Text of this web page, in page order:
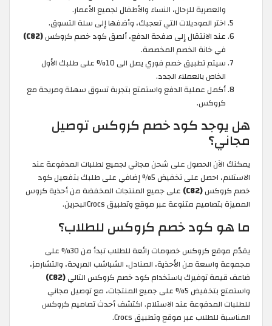
والعصرية للرحال، النساء والأطفال لجميع الأعمار.
اختر الموديلات التي تعجبك، وأضفها إلى سلة التسوق.
عند الانتقال إلى صفحة الدفع، ألصق كود خصم كروكس(C82)
في خانة الخصم المخصصة.
سيتم تطبيق خصم فوري يصل الى 10% على طلبك الأول
الخاص بالعملاء الجدد.
أكمل عملية الدفع واستمتع بتجربة تسوق سهلة ومريحة مع
كروكس.
هل يوجد كود خصم كروكس توصيل
مجاني؟
يمكنك الآن الحصول على شحن مجاني لجميع لطلبات المدفوعة عند
الاستلام، احصل على تخفيض 5% إضافي على طلبك بتفعيل كود
خصم كروكس(C82)
على جميع المنتجات المخفضة من أحذية كروس
المميزة بتصاميم متنوعة عبر موقع وتطبيق Crocsالبحرين.
ما هو كود خصم كروكس للطلاب؟
يقدّم موقع كروكس خصومات رائعة للطلاب تبدأ من 30% على
مجموعة واسعة من الأحذية، الصنادل، الشباشب المريحة، والتشارمز،
ضاعف قيمة توفيرك باستخدام كود خصم كروكس التالي(C82)
واستمتع بتخفيض 5% على جميع المنتجات، مع توصيل مجاني
للطلبات المدفوعة عند الاستلام. اكتشف أحدث تصاميم كروكس
المناسبة للطلاب عبر موقع وتطبيق Crocs.